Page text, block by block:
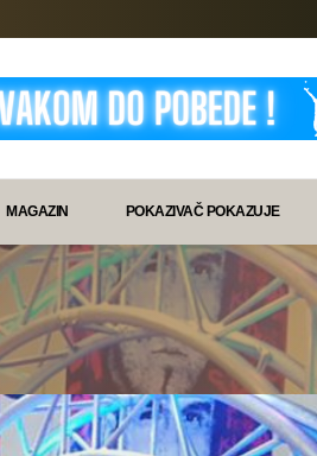
MAGAZIN POKAZIVAČ POKAZUJE